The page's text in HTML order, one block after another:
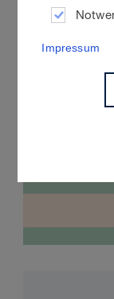
Impressum